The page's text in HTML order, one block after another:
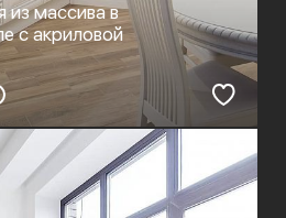
из массива в
c акриловой